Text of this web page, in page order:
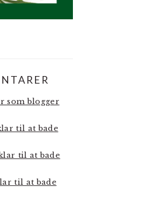
som blogger
til at bade
til at bade
til at bade